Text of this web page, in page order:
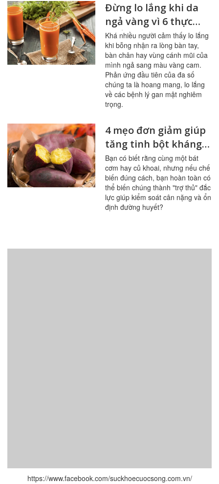
Đừng lo lắng khi da
ngả vàng vì 6 thực
phẩm này
Khá nhiều người cảm thấy lo lắng
khi bỗng nhận ra lòng bàn tay,
bàn chân hay vùng cánh mũi của
mình ngả sang màu vàng cam.
Phản ứng đầu tiên của đa số
chúng ta là hoang mang, lo lắng
về các bệnh lý gan mật nghiêm
trọng.
4 mẹo đơn giảm giúp
tăng tinh bột kháng
trong bữa ăn
Bạn có biết rằng cùng một bát
cơm hay củ khoai, nhưng nếu chế
biến đúng cách, bạn hoàn toàn có
thể biến chúng thành "trợ thủ" đắc
lực giúp kiểm soát cân nặng và ổn
định đường huyết?
https://www.facebook.com/suckhoecuocsong.com.vn/